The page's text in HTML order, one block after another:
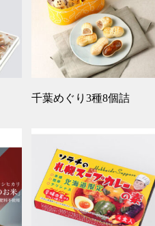
千葉めぐり3種8個詰